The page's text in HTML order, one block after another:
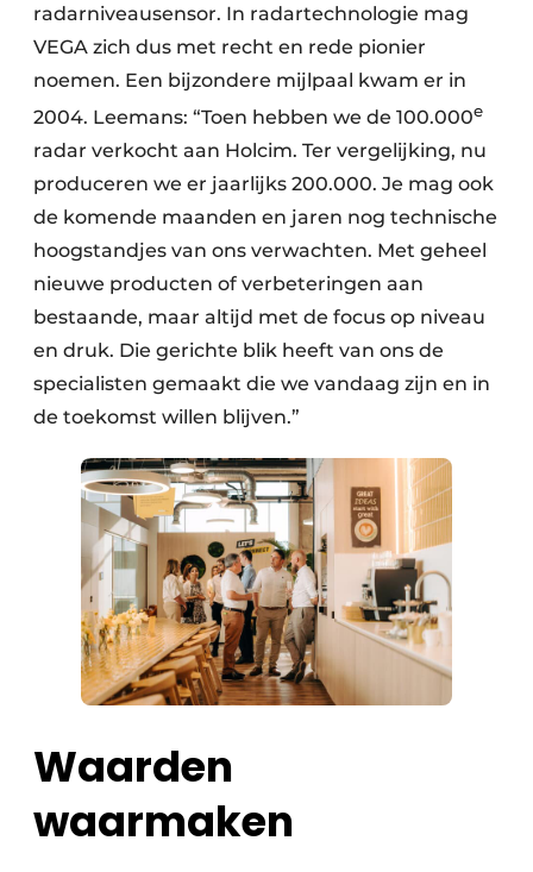
radarniveausensor. In radartechnologie mag
VEGA zich dus met recht en rede pionier
noemen. Een bijzondere mijlpaal kwam er in
2004. Leemans: “Toen hebben we de 100.000e
radar verkocht aan Holcim. Ter vergelijking, nu
produceren we er jaarlijks 200.000. Je mag ook
de komende maanden en jaren nog technische
hoogstandjes van ons verwachten. Met geheel
nieuwe producten of verbeteringen aan
bestaande, maar altijd met de focus op niveau
en druk. Die gerichte blik heeft van ons de
specialisten gemaakt die we vandaag zijn en in
de toekomst willen blijven.”
Waarden
waarmaken